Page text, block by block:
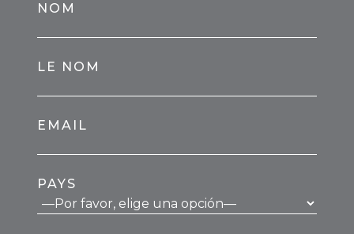
NOM
LE NOM
EMAIL
PAYS